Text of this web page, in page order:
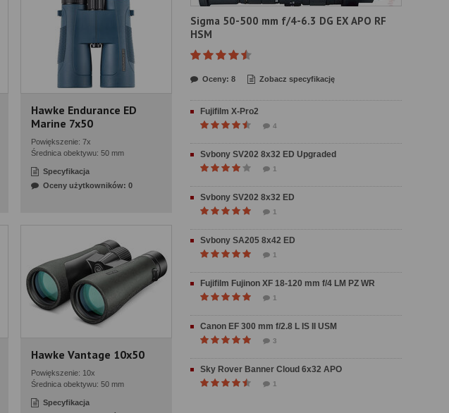
Hawke Endurance ED
Marine 7x50
Powiększenie: 7x
Średnica obektywu: 50 mm
Specyfikacja
Oceny użytkowników: 0
Hawke Vantage 10x50
Powiększenie: 10x
Średnica obektywu: 50 mm
Specyfikacja
Sigma 50-500 mm f/4-6.3 DG EX APO RF
HSM
Oceny: 8 Zobacz specyfikację
Fujifilm X-Pro2
4
Svbony SV202 8x32 ED Upgraded
1
Svbony SV202 8x32 ED
1
Svbony SA205 8x42 ED
1
Fujifilm Fujinon XF 18-120 mm f/4 LM PZ WR
1
Canon EF 300 mm f/2.8 L IS II USM
3
Sky Rover Banner Cloud 6x32 APO
1